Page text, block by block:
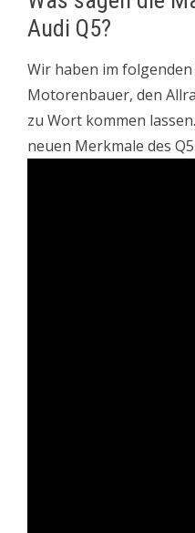
Audi Q5?
Wir haben im
Motorenbauer, den
zu Wort kommen
neuen Merkmale des